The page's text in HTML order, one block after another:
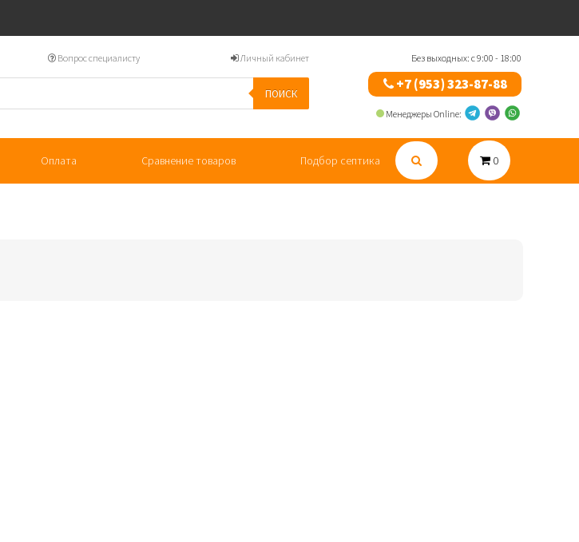
Вопрос специалисту Личный кабинет
ПОИСК
Без выходных: с 9:00 - 18:00
+7 (953) 323-87-88
Менеджеры Online:
Оплата Сравнение товаров Подбор септика 0